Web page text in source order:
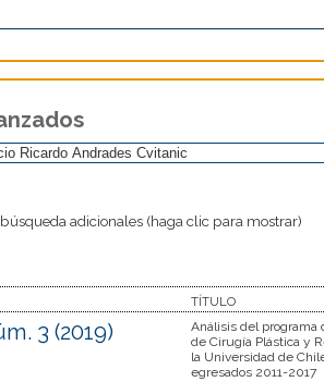
adicionales (haga clic para mostrar)
TÍTULO
3 (2019)
Análisis del programa
de Cirugía Plástica y
la Universidad de
egresados 2011-2017